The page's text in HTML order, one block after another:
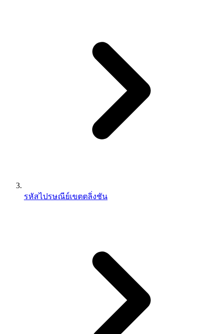
รหัสไปรษณีย์เขตตลิ่งชัน